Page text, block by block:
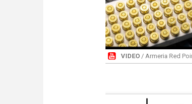
VIDEO / Armeria Red